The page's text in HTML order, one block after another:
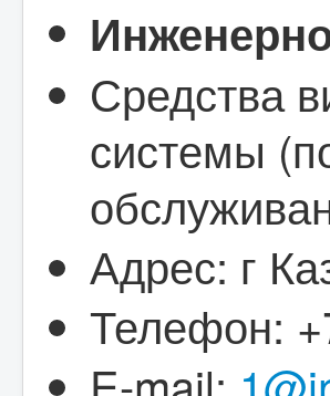
Средства
системы
Адрес: г
Телефон: